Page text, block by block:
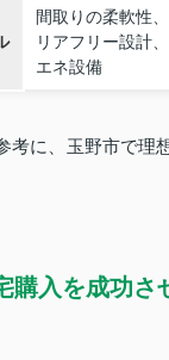
間取りの柔軟性
リアフリー設計
エネ設備
考に、玉野市で理
購入を成功さ